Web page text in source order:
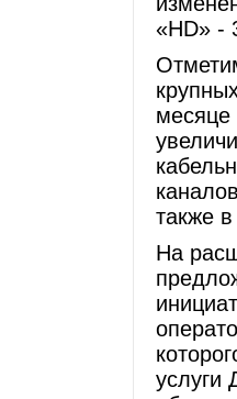
«HD» -
месяце
также
На
услуги